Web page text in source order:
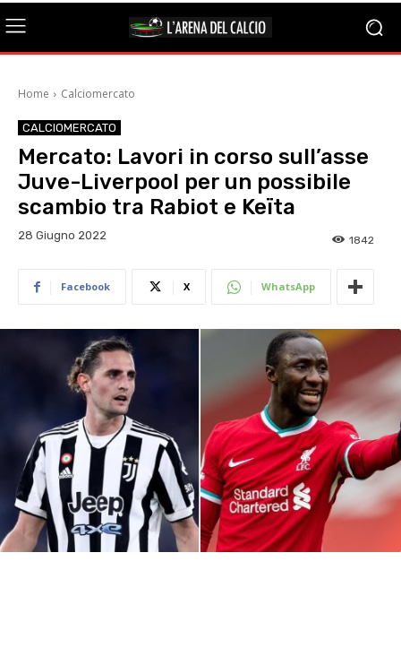
Home Calciomercato
CALCIOMERCATO
Mercato: Lavori in corso sull’asse
Juve-Liverpool per un possibile
scambio tra Rabiot e Keïta
28 Giugno 2022 1842
Facebook X WhatsApp